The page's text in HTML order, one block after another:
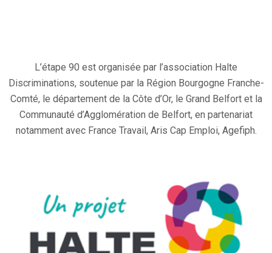
L’étape 90 est organisée par l’association Halte
Discriminations, soutenue par la Région Bourgogne Franche-
Comté, le département de la Côte d’Or, le Grand Belfort et la
Communauté d’Agglomération de Belfort, en partenariat
notamment avec France Travail, Aris Cap Emploi, Agefiph.